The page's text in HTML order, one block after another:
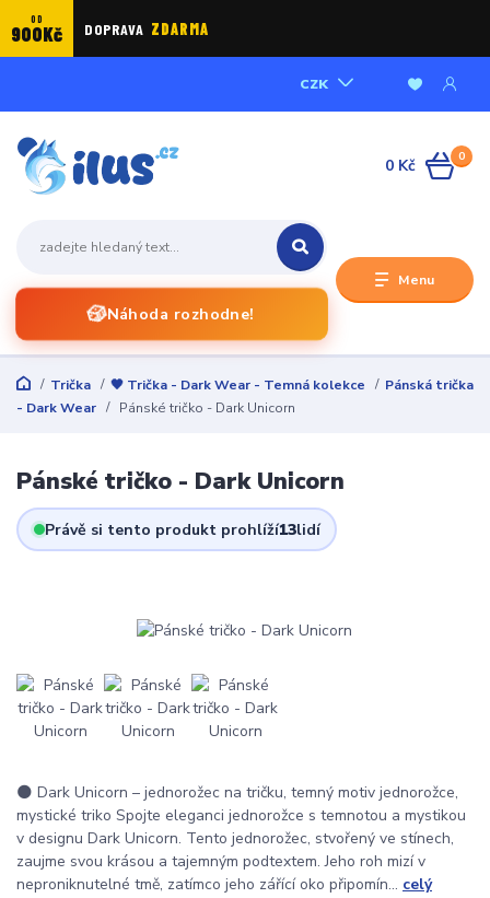
OD
900Kč DOPRAVA ZDARMA
Menu
CZK
🎲Náhoda rozhodne!
0
0 Kč
Trička 🖤 Trička - Dark Wear - Temná kolekce
Pánská trička
- Dark Wear
Pánské tričko - Dark Unicorn
Pánské tričko - Dark Unicorn
Právě si tento produkt prohlíží13lidí
🌑 Dark Unicorn – jednorožec na tričku, temný motiv jednorožce,
mystické triko Spojte eleganci jednorožce s temnotou a mystikou
v designu Dark Unicorn. Tento jednorožec, stvořený ve stínech,
zaujme svou krásou a tajemným podtextem. Jeho roh mizí v
neproniknutelné tmě, zatímco jeho zářící oko připomín... celý